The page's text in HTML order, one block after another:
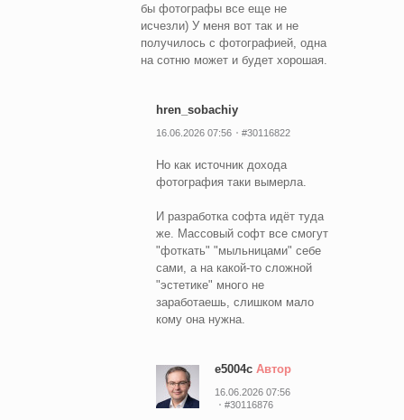
бы фотографы все еще не
исчезли) У меня вот так и не
получилось с фотографией, одна
на сотню может и будет хорошая.
hren_sobachiy
16.06.2026 07:56 #30116822
Но как источник дохода
фотография таки вымерла.
И разработка софта идёт туда
же. Массовый софт все смогут
"фоткать" "мыльницами" себе
сами, а на какой-то сложной
"эстетике" много не
заработаешь, слишком мало
кому она нужна.
e5004c Автор
16.06.2026 07:56
#30116876